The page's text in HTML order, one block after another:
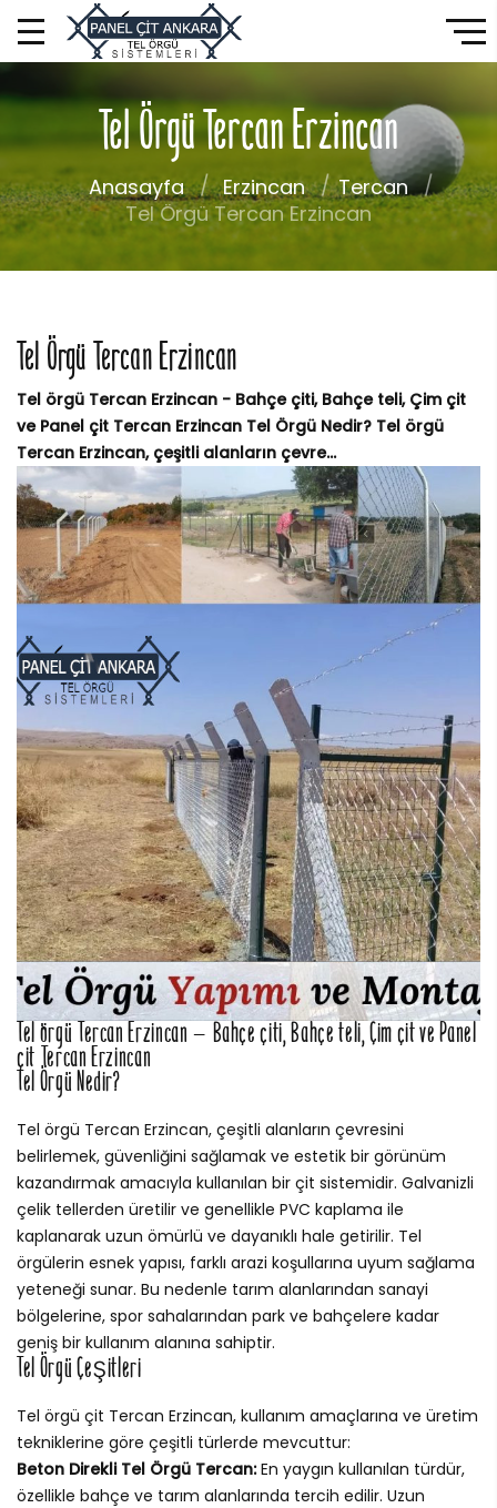
Tel Örgü Tercan Erzincan
Anasayfa Erzincan
Tercan
Tel Örgü Tercan Erzincan
Tel Örgü Tercan Erzincan
Tel örgü Tercan Erzincan - Bahçe çiti, Bahçe teli, Çim çit
ve Panel çit Tercan Erzincan Tel Örgü Nedir? Tel örgü
Tercan Erzincan, çeşitli alanların çevre...
Tel örgü Tercan Erzincan – Bahçe çiti, Bahçe teli, Çim çit ve Panel
çit Tercan Erzincan
Tel Örgü Nedir?
Tel örgü Tercan Erzincan, çeşitli alanların çevresini
belirlemek, güvenliğini sağlamak ve estetik bir görünüm
kazandırmak amacıyla kullanılan bir çit sistemidir. Galvanizli
çelik tellerden üretilir ve genellikle PVC kaplama ile
kaplanarak uzun ömürlü ve dayanıklı hale getirilir. Tel
örgülerin esnek yapısı, farklı arazi koşullarına uyum sağlama
yeteneği sunar. Bu nedenle tarım alanlarından sanayi
bölgelerine, spor sahalarından park ve bahçelere kadar
geniş bir kullanım alanına sahiptir.
Tel Örgü Çeşitleri
Tel örgü çit Tercan Erzincan, kullanım amaçlarına ve üretim
tekniklerine göre çeşitli türlerde mevcuttur:
Beton Direkli Tel Örgü Tercan:En yaygın kullanılan türdür,
özellikle bahçe ve tarım alanlarında tercih edilir. Uzun